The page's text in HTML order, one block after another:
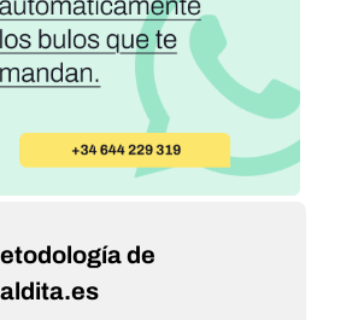
de